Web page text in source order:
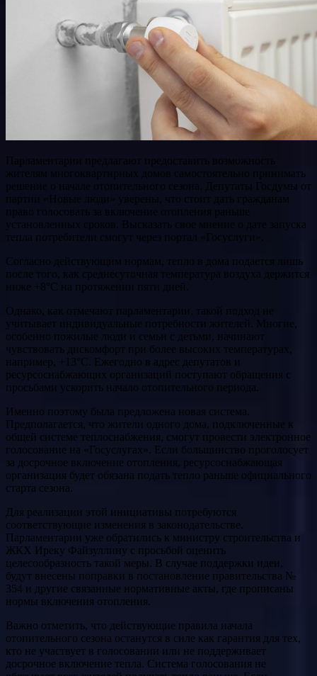
Парламентарии предлагают предоставить возможность
жителям многоквартирных домов самостоятельно принимать
решение о начале отопительного сезона. Депутаты Госдумы от
партии «Новые люди» уверены, что стоит дать гражданам
право голосовать за включение отопления раньше
установленных сроков. Высказать свое мнение о дате запуска
тепла потребители смогут через портал «Госуслуги».
Согласно действующим нормам, тепло в дома подается лишь
после того, как среднесуточная температура воздуха держится
ниже +8°С на протяжении пяти дней.
Однако, как отмечают парламентарии, такой подход не
учитывает индивидуальные потребности жителей. Многие,
особенно пожилые люди и семьи с детьми, начинают
чувствовать дискомфорт при более высоких температурах,
например, +13°С. Ежегодно в адрес депутатов и
ресурсоснабжающих организаций поступают обращения с
просьбами ускорить начало отопительного периода.
Именно поэтому была предложена новая система.
Предполагается, что жители одного дома, подключенные к
общей системе теплоснабжения, смогут провести электронное
голосование на «Госуслугах». Если большинство проголосует
за досрочное включение отопления, ресурсоснабжающая
организация будет обязана подать тепло раньше официального
старта сезона.
Для реализации этой инициативы потребуются
соответствующие изменения в законодательстве.
Парламентарии уже обратились к министру строительства и
ЖКХ Иреку Файзуллину с просьбой оценить
целесообразность такой меры. В случае поддержки идеи,
будут внесены поправки в постановление правительства №
354 и другие связанные нормативные акты, где прописаны
нормы включения отопления.
Важно отметить, что действующие правила начала
отопительного сезона останутся в силе как гарантия для тех,
кто не участвует в голосовании или не поддерживает
досрочное включение тепла. Система голосования не